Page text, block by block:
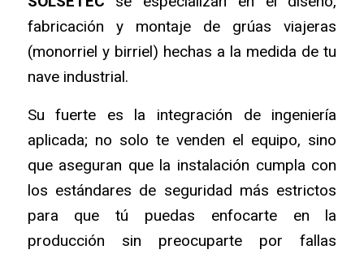
fabricación y montaje de grúas viajeras
(monorriel y birriel) hechas a la medida de tu
nave industrial.
Su fuerte es la integración de ingeniería
aplicada; no solo te venden el equipo, sino
que aseguran que la instalación cumpla con
los estándares de seguridad más estrictos
para que tú puedas enfocarte en la
producción sin preocuparte por fallas